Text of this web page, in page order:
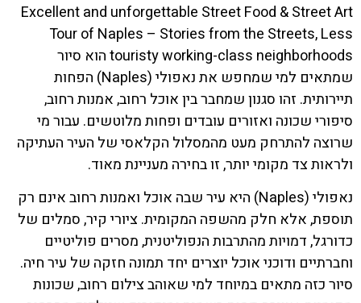
Excellent and unforgettable Street Food & Street Art
Tour of Naples – Stories from the Streets, Less
touristy working-class neighborhoods הוא סיור
שמתאים למי שמחפש את נאפולי (Naples) הפחות
תיירותית. זהו סגנון שמחבר בין אוכל רחוב, אמנות רחוב,
סיפורי שכונה ואזורים עובדים ופחות מלוטשים. עבור מי
שרוצה להתרחק מעט מהמסלול הקלאסי של העיר העתיקה
ולראות צד מקומי יותר, זו בחירה מעניינת מאוד.
נאפולי (Naples) היא עיר שבה אוכל ואמנות רחוב אינם רק
תוספת, אלא חלק מהשפה המקומית. ציורי קיר, סמלים של
כדורגל, דמויות מהתרבות הנפוליטנית, מסרים פוליטיים
וחברתיים ודוכני אוכל יוצרים יחד תמונה חזקה של עיר חיה.
סיור כזה מתאים במיוחד למי שאוהב צילום רחוב, שכונות